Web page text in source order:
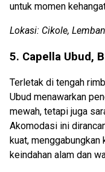
untuk momen
Lokasi: Cikole,
5. Capella Ubud,
Terletak di tengah
Ubud menawarkan
mewah, tetapi juga
Akomodasi ini
kuat, menggabungkan
keindahan alam dan